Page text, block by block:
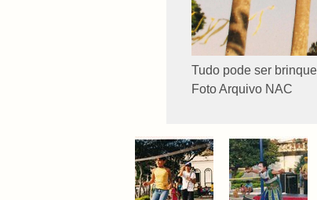
Tudo pode ser
Foto Arquivo NAC